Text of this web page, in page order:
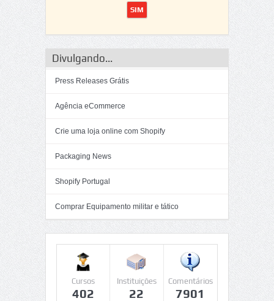
Divulgando...
Press Releases Grátis
Agência eCommerce
Crie uma loja online com Shopify
Packaging News
Shopify Portugal
Comprar Equipamento militar e tático
Cursos
402
Instituições
22
Comentários
7901